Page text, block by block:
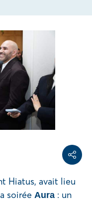
Hiatus, avait lieu
soirée Aura : un